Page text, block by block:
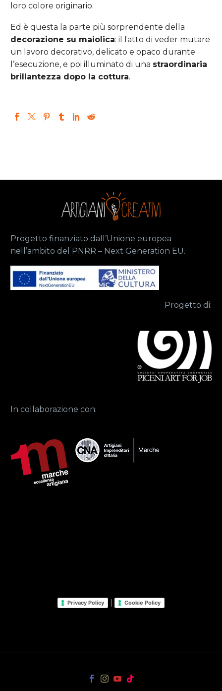
loro colore originario.
Ed è questa la parte più sorprendente della
decorazione su maiolica: il fatto di veder mutare
un lavoro decorativo, delicato e opaco durante
l’esecuzione, e poi illuminato di una straordinaria
brillantezza dopo la cottura.
Progetto finanziato dall’Unione europea
nell’ambito del PNRR – Next Generation EU.
Progetto di:
In collaborazione con:
Privacy Policy Cookie Policy